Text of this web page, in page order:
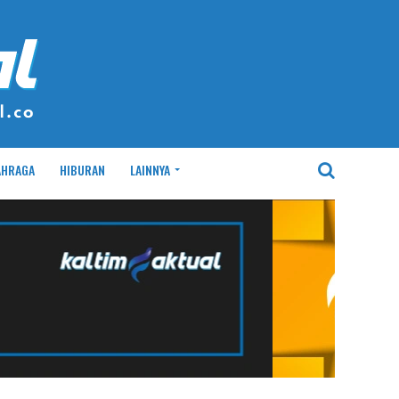
HIBURAN LAINNYA